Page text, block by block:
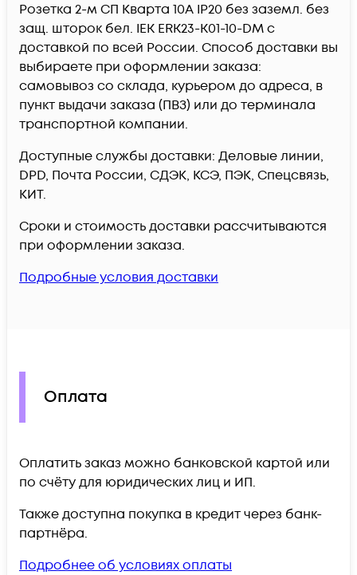
Розетка 2-м СП Кварта 10А IP20 без заземл. без
защ. шторок бел. IEK ERK23-K01-10-DM c
доставкой по всей России. Способ доставки вы
выбираете при оформлении заказа:
самовывоз со склада, курьером до адреса, в
пункт выдачи заказа (ПВЗ) или до терминала
транспортной компании.
Доступные службы доставки: Деловые линии,
DPD, Почта России, СДЭК, КСЭ, ПЭК, Спецсвязь,
КИТ.
Сроки и стоимость доставки рассчитываются
при оформлении заказа.
Подробные условия доставки
Оплата
Оплатить заказ можно банковской картой или
по счёту для юридических лиц и ИП.
Также доступна покупка в кредит через банк-
партнёра.
Подробнее об условиях оплаты